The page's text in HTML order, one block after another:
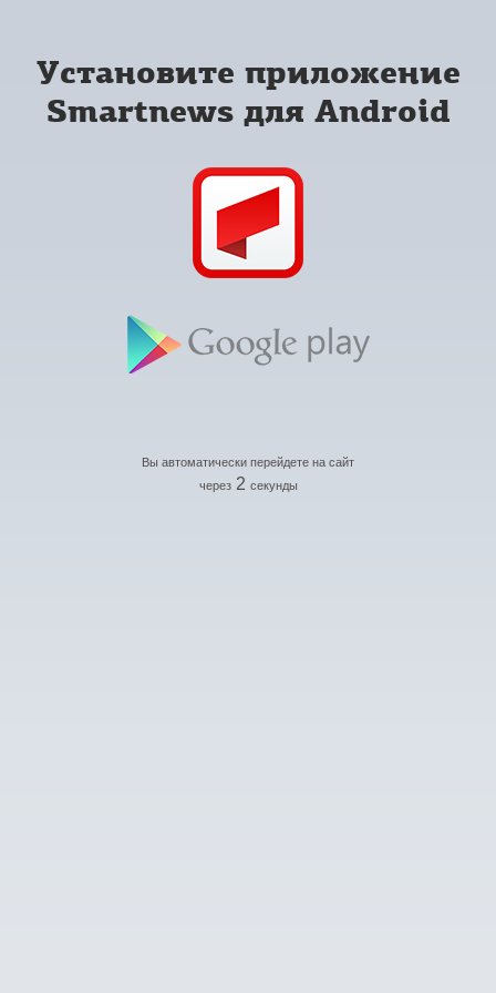
Установите приложение
Smartnews для Android
Вы автоматически перейдете на сайт
через 2 секунды